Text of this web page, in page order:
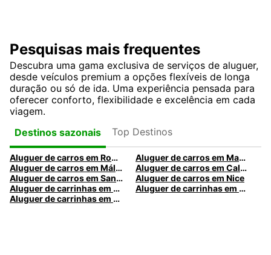
Pesquisas mais frequentes
Descubra uma gama exclusiva de serviços de aluguer,
desde veículos premium a opções flexíveis de longa
duração ou só de ida. Uma experiência pensada para
oferecer conforto, flexibilidade e excelência em cada
viagem.
Destinos sazonais
Top Destinos
Aluguer de carros em Roma
Aluguer de carros em Madrid
Aluguer de carros em Málaga
Aluguer de carros em Caldas da Rainha
Aluguer de carros em Santa Maria da Feira
Aluguer de carros em Nice
Aluguer de carrinhas em Nice
Aluguer de carrinhas em Santa Maria da Feira
Aluguer de carrinhas em Caldas da Rainha